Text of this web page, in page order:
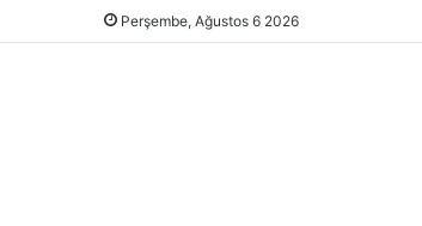
Perşembe, Ağustos 6 2026